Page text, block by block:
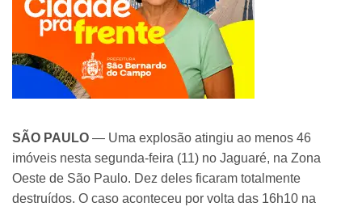
SÃO PAULO — Uma explosão atingiu ao menos 46
imóveis nesta segunda-feira (11) no Jaguaré, na Zona
Oeste de São Paulo. Dez deles ficaram totalmente
destruídos. O caso aconteceu por volta das 16h10 na